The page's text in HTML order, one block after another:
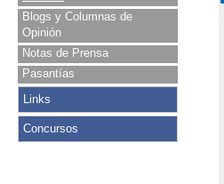
Blogs y Columnas de
Opinión
Notas de Prensa
Pasantías
Links
Concursos